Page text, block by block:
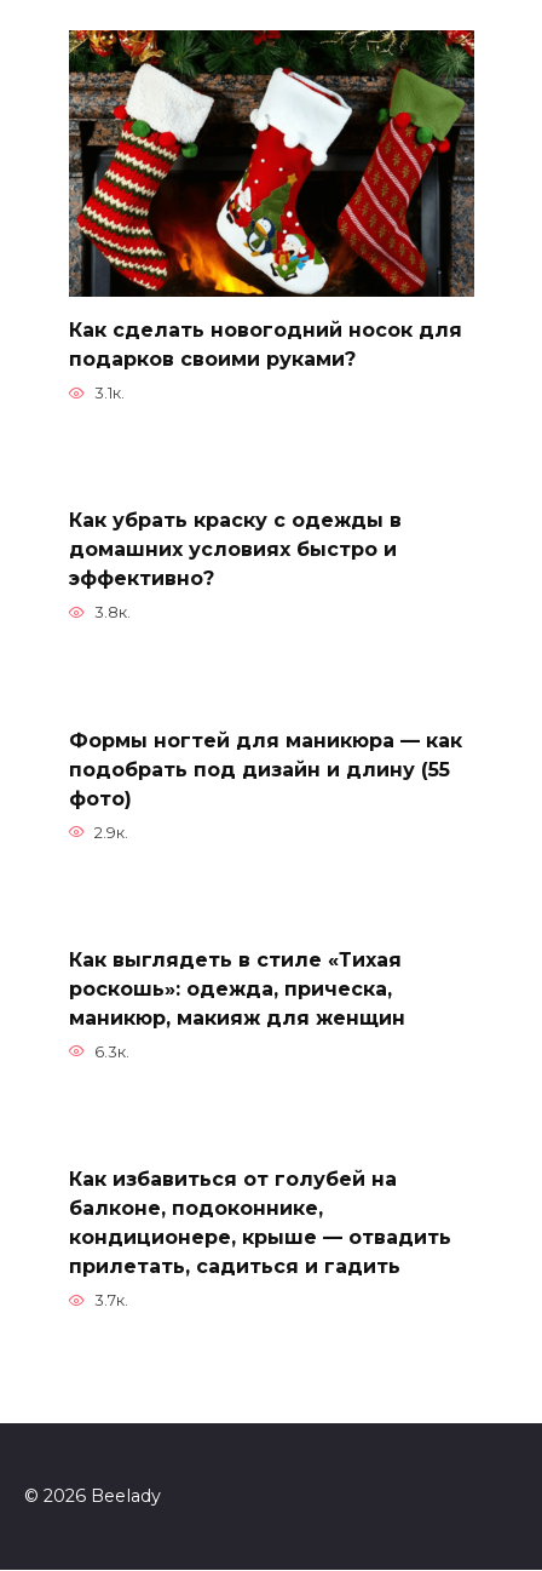
Как сделать новогодний носок для
подарков своими руками?
3.1к.
Как убрать краску с одежды в
домашних условиях быстро и
эффективно?
3.8к.
Формы ногтей для маникюра — как
подобрать под дизайн и длину (55
фото)
2.9к.
Как выглядеть в стиле «Тихая
роскошь»: одежда, прическа,
маникюр, макияж для женщин
6.3к.
Как избавиться от голубей на
балконе, подоконнике,
кондиционере, крыше — отвадить
прилетать, садиться и гадить
3.7к.
© 2026 Beelady